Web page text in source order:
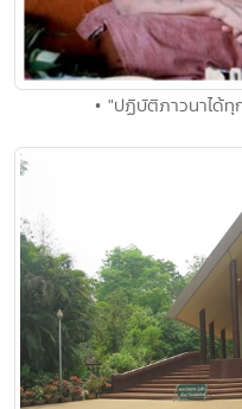
• "ปฏิบัติภาวนาได้